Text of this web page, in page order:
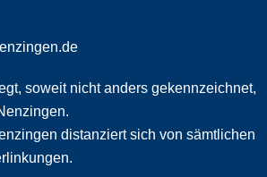
soweit nicht anders gekennzeichnet,
distanziert sich von sämtlichen